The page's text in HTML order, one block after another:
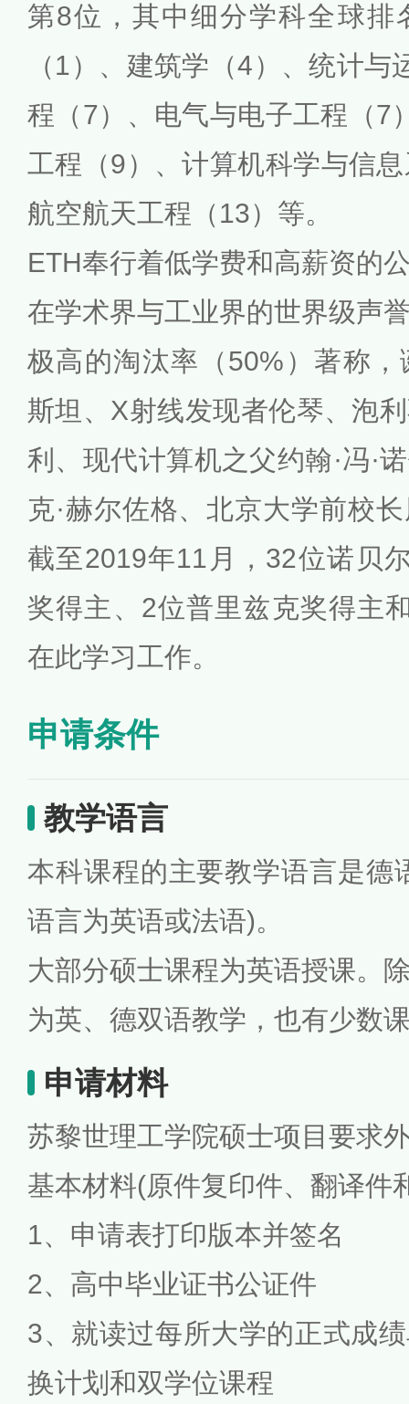
第8位，其中细分学科全球排
（1）、建筑学（4）、统计
程（7）、电气与电子工程（7
工程（9）、计算机科学与信
航空航天工程（13）等。
ETH奉行着低学费和高薪资的
在学术界与工业界的世界级声
极高的淘汰率（50%）著称
斯坦、X射线发现者伦琴、泡
利、现代计算机之父约翰·冯·
克·赫尔佐格、北京大学前校
截至2019年11月，32位诺贝
奖得主、2位普里兹克奖得主
在此学习工作。
申请条件
教学语言
本科课程的主要教学语言是德
语言为英语或法语)。
大部分硕士课程为英语授课。
为英、德双语教学，也有少数
申请材料
苏黎世理工学院硕士项目要求
基本材料(原件复印件、翻译件
1、申请表打印版本并签名
2、高中毕业证书公证件
3、就读过每所大学的正式成
换计划和双学位课程